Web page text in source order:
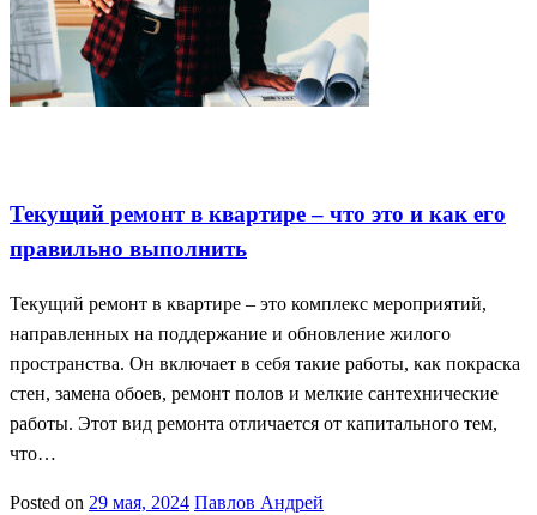
Текущий ремонт в квартире – что это и как его
правильно выполнить
Текущий ремонт в квартире – это комплекс мероприятий,
направленных на поддержание и обновление жилого
пространства. Он включает в себя такие работы, как покраска
стен, замена обоев, ремонт полов и мелкие сантехнические
работы. Этот вид ремонта отличается от капитального тем,
что…
Posted on 29 мая, 2024 Павлов Андрей